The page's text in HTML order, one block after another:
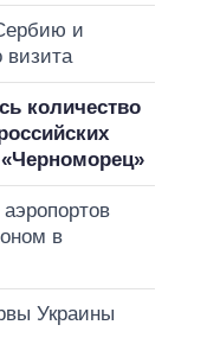
и
визита
количество
в
Украины